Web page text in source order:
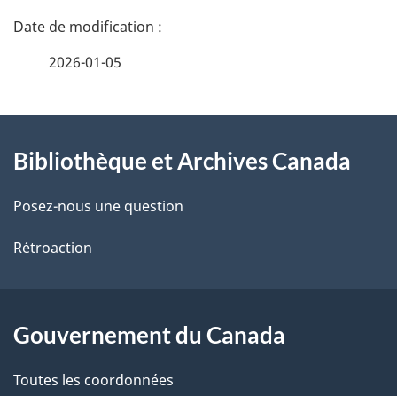
D
i
l
s
e
2026-01-05
propos
de
ce
Bibliothèque et Archives Canada
Posez-nous une question
Rétroaction
Gouvernement du Canada
Toutes les coordonnées